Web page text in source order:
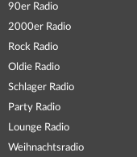
90er Radio
2000er Radio
Rock Radio
Oldie Radio
Schlager Radio
Party Radio
Lounge Radio
Weihnachtsradio